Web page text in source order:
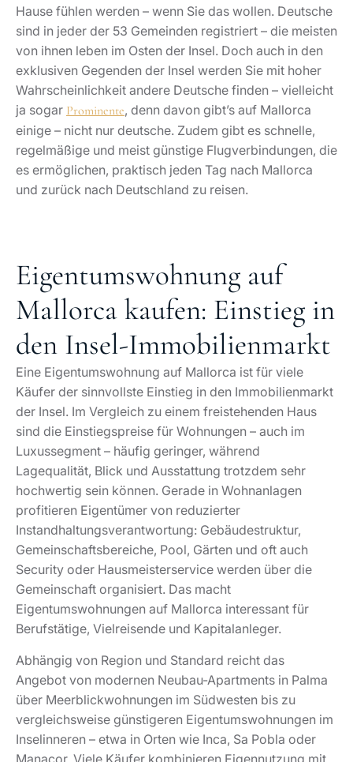
Hause fühlen werden – wenn Sie das wollen. Deutsche
sind in jeder der 53 Gemeinden registriert – die meisten
von ihnen leben im Osten der Insel. Doch auch in den
exklusiven Gegenden der Insel werden Sie mit hoher
Wahrscheinlichkeit andere Deutsche finden – vielleicht
ja sogar Prominente, denn davon gibt’s auf Mallorca
einige – nicht nur deutsche. Zudem gibt es schnelle,
regelmäßige und meist günstige Flugverbindungen, die
es ermöglichen, praktisch jeden Tag nach Mallorca
und zurück nach Deutschland zu reisen.
Eigentumswohnung auf
Mallorca kaufen: Einstieg in
den Insel-Immobilienmarkt
Eine Eigentumswohnung auf Mallorca ist für viele
Käufer der sinnvollste Einstieg in den Immobilienmarkt
der Insel. Im Vergleich zu einem freistehenden Haus
sind die Einstiegspreise für Wohnungen – auch im
Luxussegment – häufig geringer, während
Lagequalität, Blick und Ausstattung trotzdem sehr
hochwertig sein können. Gerade in Wohnanlagen
profitieren Eigentümer von reduzierter
Instandhaltungsverantwortung: Gebäudestruktur,
Gemeinschaftsbereiche, Pool, Gärten und oft auch
Security oder Hausmeisterservice werden über die
Gemeinschaft organisiert. Das macht
Eigentumswohnungen auf Mallorca interessant für
Berufstätige, Vielreisende und Kapitalanleger.
Abhängig von Region und Standard reicht das
Angebot von modernen Neubau-Apartments in Palma
über Meerblickwohnungen im Südwesten bis zu
vergleichsweise günstigeren Eigentumswohnungen im
Inselinneren – etwa in Orten wie Inca, Sa Pobla oder
Manacor. Viele Käufer kombinieren Eigennutzung mit